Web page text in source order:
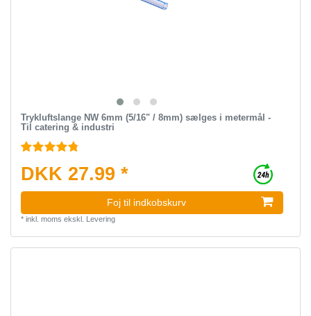
Trykluftslange NW 6mm (5/16" / 8mm) sælges i metermål -
Til catering & industri
DKK 27.99 *
Foj til indkobskurv
* inkl. moms ekskl. Levering